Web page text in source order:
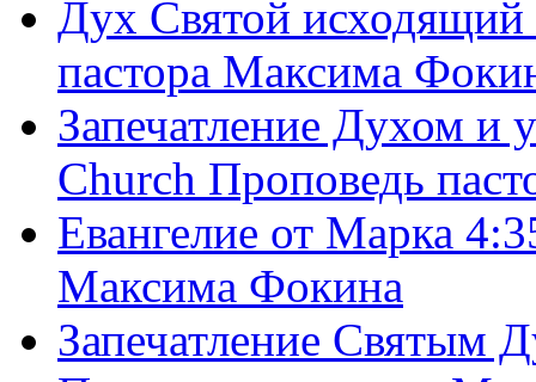
Дух Святой
пастора Максима
Запечатление Духом и
Church Проповедь
Евангелие от Марка
Максима Фокина
Запечатление Святым